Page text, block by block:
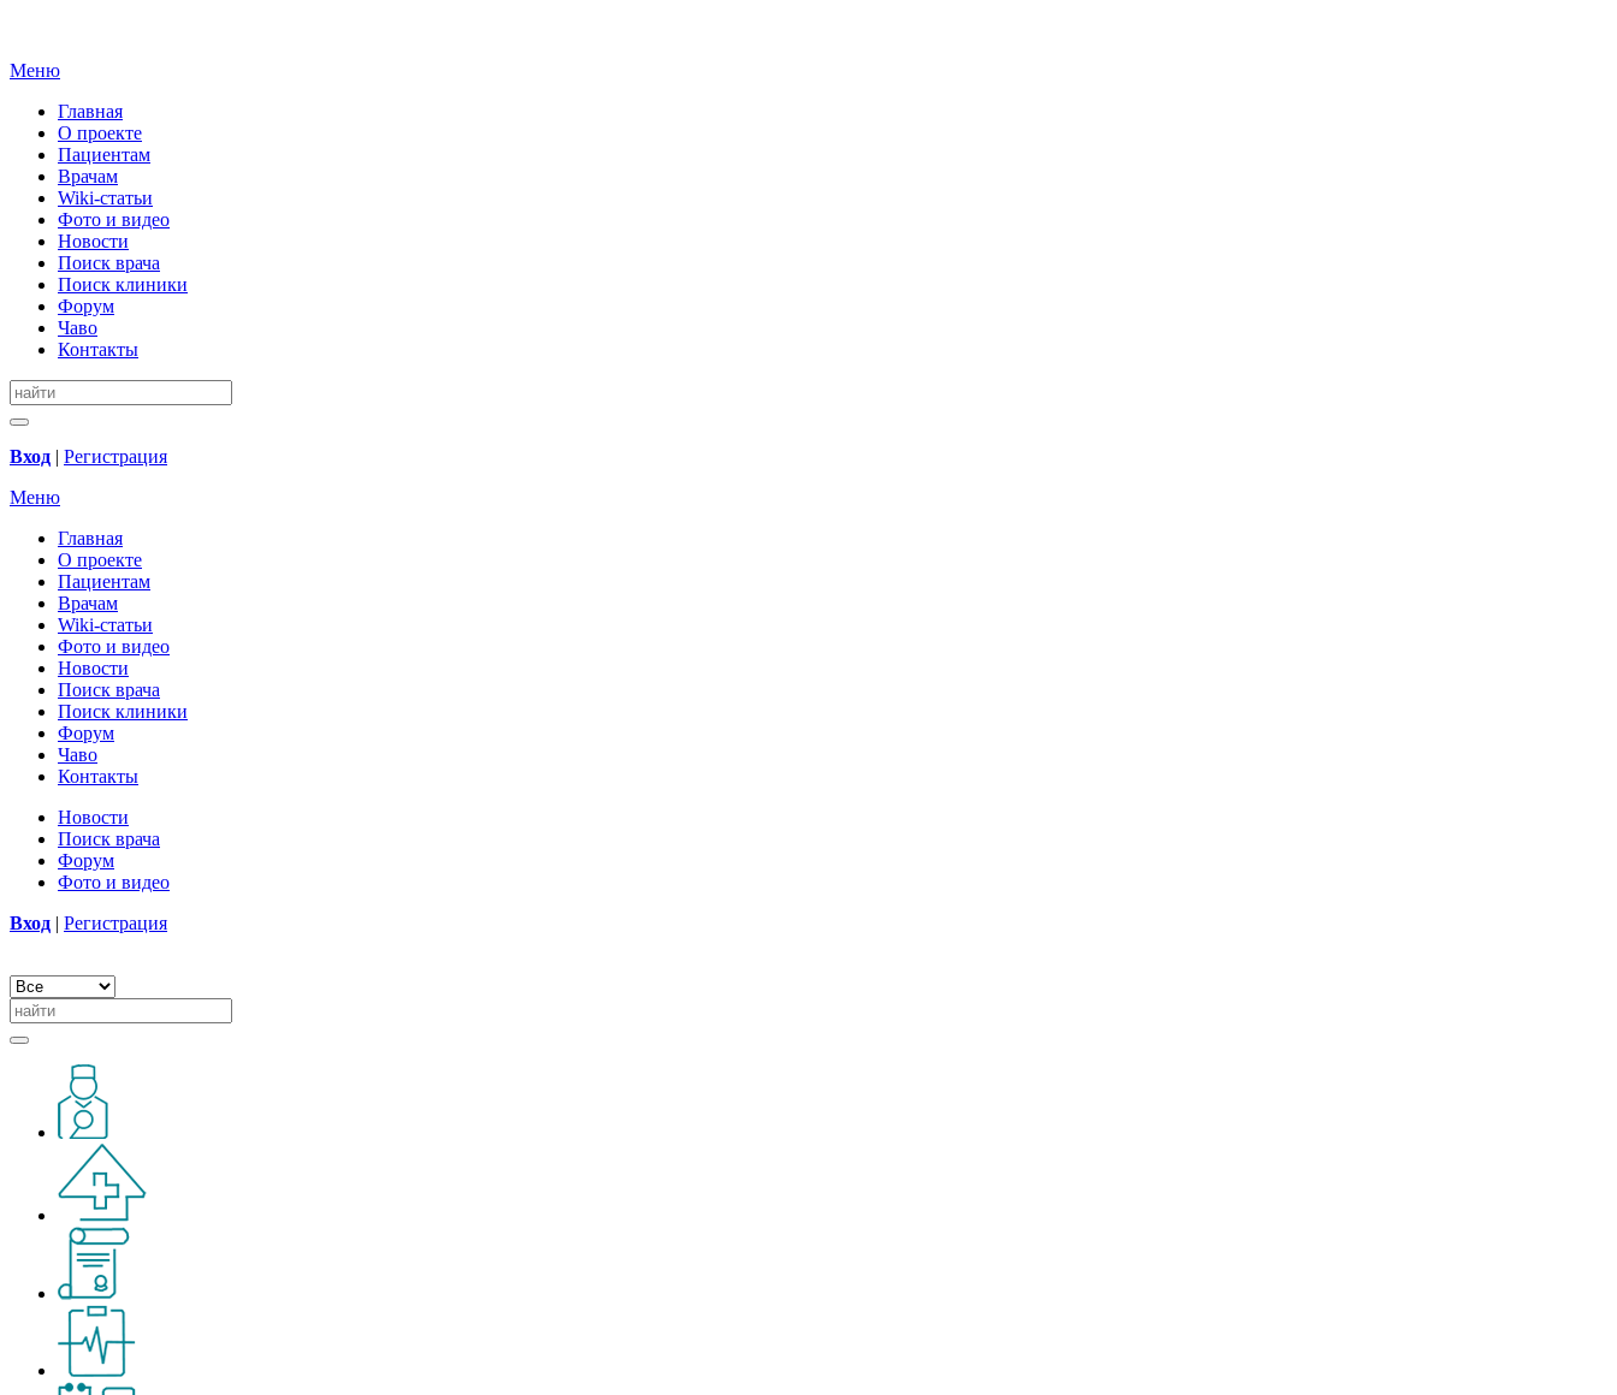
Меню
Главная
О проекте
Пациентам
Врачам
Wiki-статьи
Фото и видео
Новости
Поиск врача
Поиск клиники
Форум
Чаво
Контакты
Вход | Регистрация
Меню
Главная
О проекте
Пациентам
Врачам
Wiki-статьи
Фото и видео
Новости
Поиск врача
Поиск клиники
Форум
Чаво
Контакты
Новости
Поиск врача
Форум
Фото и видео
Вход | Регистрация